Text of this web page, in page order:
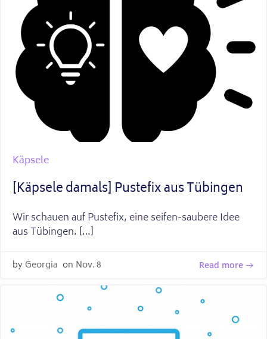
Käpsele
[Käpsele damals] Pustefix aus Tübingen
Wir schauen auf Pustefix, eine seifen-saubere Idee
aus Tübingen. […]
byGeorgia on Nov. 8 Read more